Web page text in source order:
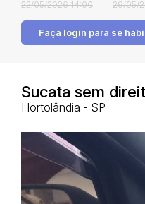
22/05/2026 14:00 29/05/
Faça login para se
Sucata sem
Hortolândia - SP